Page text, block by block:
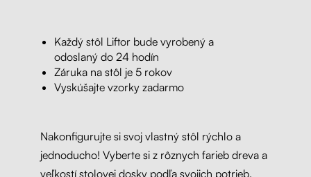
Každý stôl Liftor bude vyrobený a
odoslaný do 24 hodín
Záruka na stôl je 5 rokov
Vyskúšajte vzorky zadarmo
Nakonfigurujte si svoj vlastný stôl rýchlo a
jednoducho! Vyberte si z rôznych farieb dreva a
veľkostí stolovej dosky podľa svojich potrieb.